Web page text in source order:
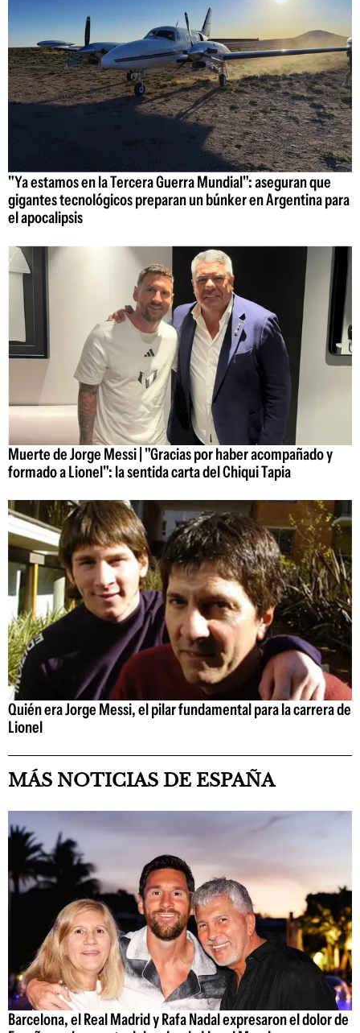
"Ya estamos en la Tercera Guerra Mundial": aseguran que
gigantes tecnológicos preparan un búnker en Argentina para
el apocalipsis
Muerte de Jorge Messi | "Gracias por haber acompañado y
formado a Lionel": la sentida carta del Chiqui Tapia
Quién era Jorge Messi, el pilar fundamental para la carrera de
Lionel
MÁS NOTICIAS DE ESPAÑA
Barcelona, el Real Madrid y Rafa Nadal expresaron el dolor de